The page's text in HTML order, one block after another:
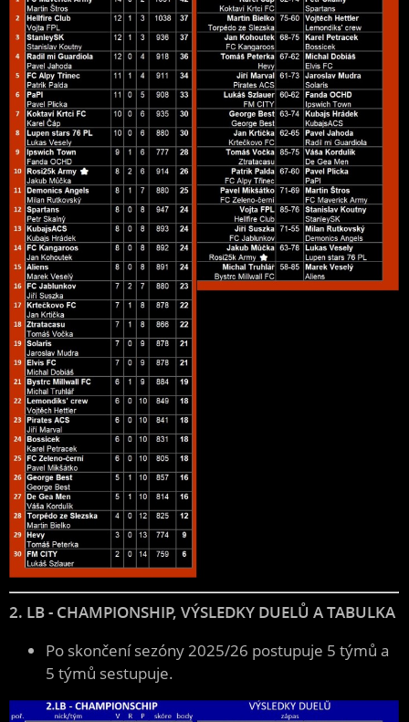
2. LB - CHAMPIONSHIP, VÝSLEDKY DUELŮ A TABULKA
Po skončení sezóny 2025/26 postupuje 5 týmů a
5 týmů sestupuje.